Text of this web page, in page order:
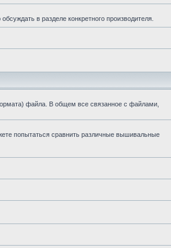
в разделе конкретного производителя.
файла. В общем все связанное с файлами,
попытаться сравнить различные вышивальные